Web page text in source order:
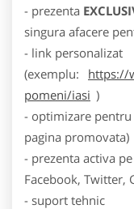
- prezenta
singura afacere
- link personalizat
(exemplu:
https://
pomeni/iasi )
- optimizare pentru
pagina promovata)
- prezenta activa
Facebook, Twitter,
- suport tehnic